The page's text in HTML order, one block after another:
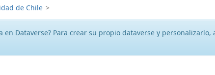
de Chile >
en Dataverse? Para crear su propio dataverse y